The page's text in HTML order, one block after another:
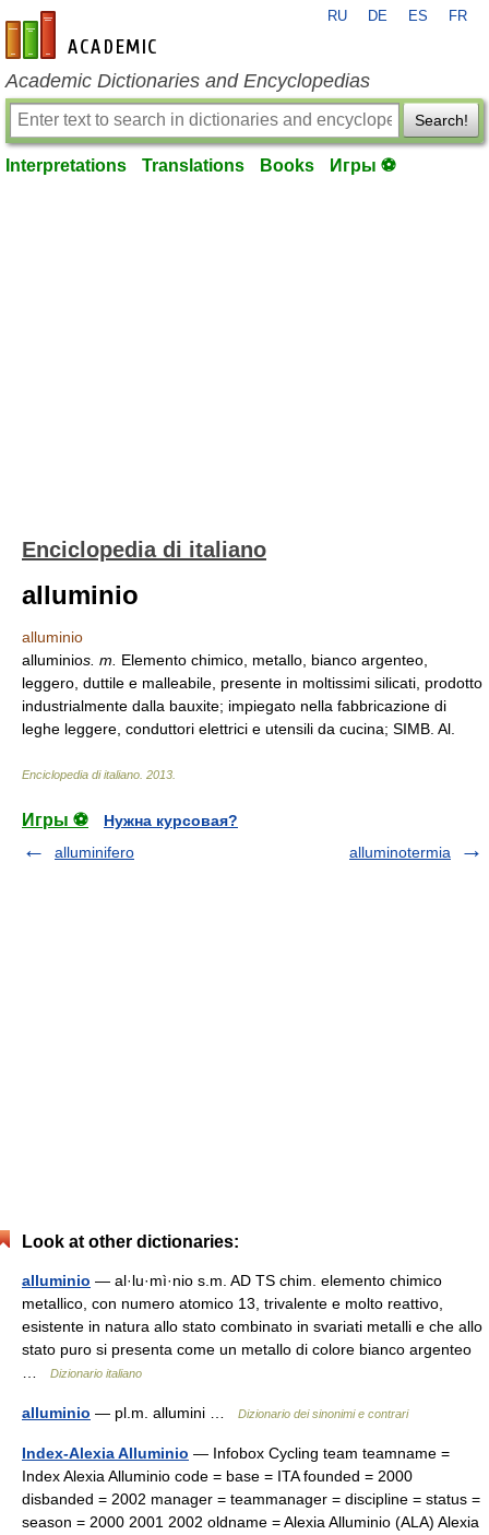
en-academic.com
RU DE ES FR
Academic Dictionaries and Encyclopedias
Search!
Interpretations Translations Books Игры ⚽
Enciclopedia di italiano
alluminio
alluminio
alluminios. m. Elemento chimico, metallo, bianco argenteo,
leggero, duttile e malleabile, presente in moltissimi silicati, prodotto
industrialmente dalla bauxite; impiegato nella fabbricazione di
leghe leggere, conduttori elettrici e utensili da cucina; SIMB. Al.
Enciclopedia di italiano 2013
Игры ⚽
Нужна курсовая?
alluminifero
alluminotermia
Look at other dictionaries:
alluminio — al·lu·mì·nio s.m. AD TS chim. elemento chimico
metallico, con numero atomico 13, trivalente e molto reattivo,
esistente in natura allo stato combinato in svariati metalli e che allo
stato puro si presenta come un metallo di colore bianco argenteo
Dizionario italiano
alluminio — pl.m. allumini … Dizionario dei sinonimi e contrari
Index-Alexia Alluminio — Infobox Cycling team teamname =
Index Alexia Alluminio code = base = ITA founded = 2000
disbanded = 2002 manager = teammanager = discipline = status =
season = 2000 2001 2002 oldname = Alexia Alluminio (ALA) Alexia